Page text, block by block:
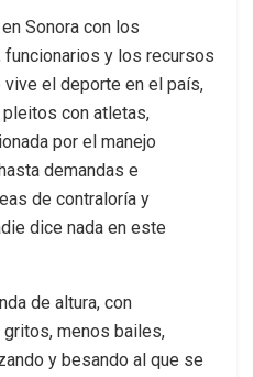
Sonora con los
y los recursos
el deporte en el país,
pleitos con atletas,
por el manejo
demandas e
de contraloría y
dice nada en este
de altura, con
menos bailes,
y besando al que se